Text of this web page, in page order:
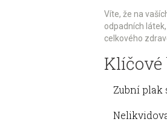
Víte, že na
odpadních
celkového
Zubní plak